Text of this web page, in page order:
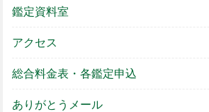
鑑定資料室
アクセス
総合料金表・各鑑定申込
ありがとうメール